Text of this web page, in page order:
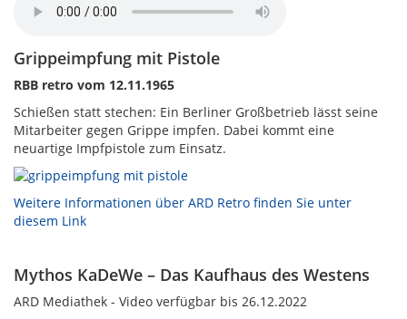
Grippeimpfung mit Pistole
RBB retro vom 12.11.1965
Schießen statt stechen: Ein Berliner Großbetrieb lässt seine
Mitarbeiter gegen Grippe impfen. Dabei kommt eine
neuartige Impfpistole zum Einsatz.
Weitere Informationen über ARD Retro finden Sie unter
diesem Link
Mythos KaDeWe – Das Kaufhaus des Westens
ARD Mediathek - Video verfügbar bis 26.12.2022